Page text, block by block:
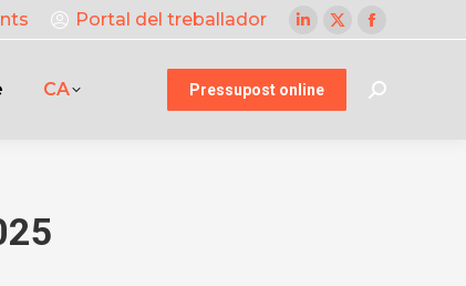
Portal del treballador
Linkedin
opens
X
opens
Facebook
opens
CA Pressupost online Search: